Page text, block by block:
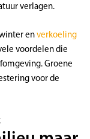
verlagen.
enverkoeling
voordelen die
Groene
voor de